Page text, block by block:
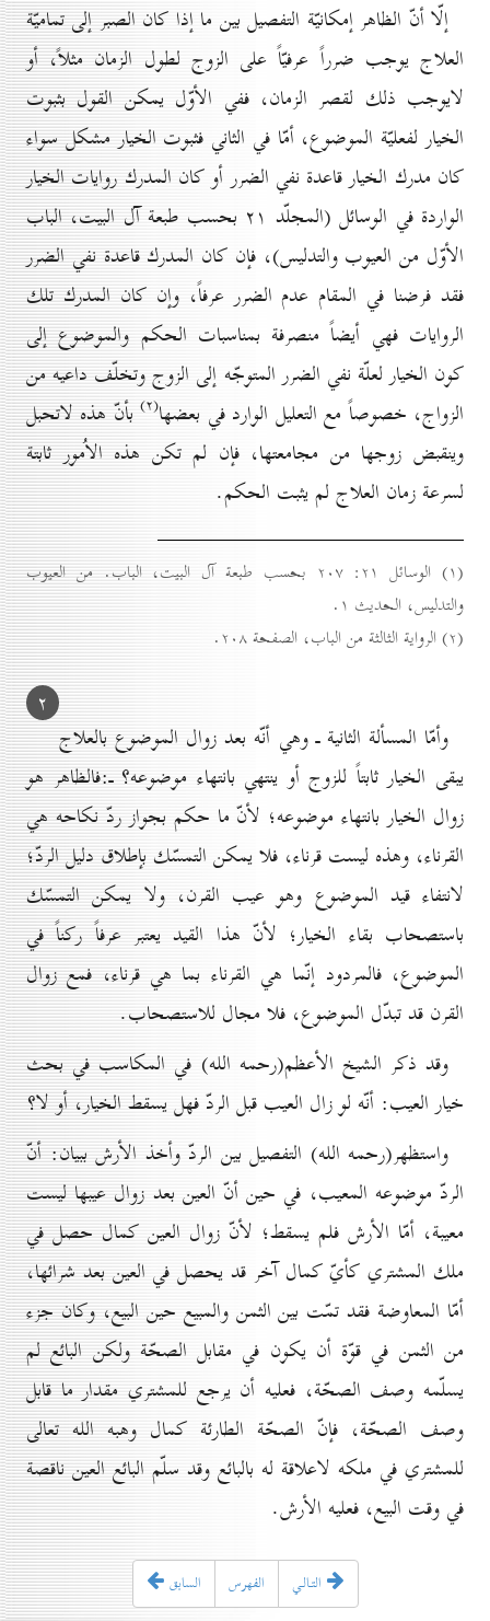
إلّا أنّ الظاهر إمكانيّة التفصيل بين ما إذا كان الصبر إلى تماميّة
العلاج يوجب ضرراً عرفيّاً على الزوج لطول الزمان مثلاً، أو
لايوجب ذلك لقصر الزمان، ففي الأوّل يمكن القول بثبوت
الخيار لفعليّة الموضوع، أمّا في الثاني فثبوت الخيار مشكل سواء
كان مدرك الخيار قاعدة نفي الضرر أو كان المدرك روايات الخيار
الواردة في الوسائل (المجلّد ۲۱ بحسب طبعة آل البيت، الباب
الأوّل من العيوب والتدليس)، فإن كان المدرك قاعدة نفي الضرر
فقد فرضنا في المقام عدم الضرر عرفاً، وإن كان المدرك تلك
الروايات فهي أيضاً منصرفة بمناسبات الحكم والموضوع إلى
كون الخيار لعلّة نفي الضرر المتوجّه إلى الزوج وتخلّف داعيه من
الزواج، خصوصاً مع التعليل الوارد في بعضها(۲) بأنّ هذه لاتحبل
وينقبض زوجها من مجامعتها، فإن لم تكن هذه الاُمور ثابتة
لسرعة زمان العلاج لم يثبت الحكم.
(۱) الوسائل ۲۱: ۲٠۷ بحسب طبعة آل البيت، الباب. من العيوب
والتدليس، الحديث ۱.
(۲) الرواية الثالثة من الباب، الصفحة ۲٠۸.
۲
وأمّا المسألة الثانية ـ وهي أنّه بعد زوال الموضوع بالعلاج
يبقى الخيار ثابتاً للزوج أو ينتهي بانتهاء موضوعه؟ ـ:فالظاهر هو
زوال الخيار بانتهاء موضوعه؛ لأنّ ما حكم بجواز ردّ نكاحه هي
القرناء، وهذه ليست قرناء، فلا يمكن التمسّك بإطلاق دليل الردّ؛
لانتفاء قيد الموضوع وهو عيب القرن، ولا يمكن التمسّك
باستصحاب بقاء الخيار؛ لأنّ هذا القيد يعتبر عرفاً ركناً في
الموضوع، فالمردود إنّما هي القرناء بما هي قرناء، فمع زوال
القرن قد تبدّل الموضوع، فلا مجال للاستصحاب.
وقد ذكر الشيخ الأعظم(رحمه الله) في المكاسب في بحث
خيار العيب: أنّه لو زال العيب قبل الردّ فهل يسقط الخيار، أو لا؟
واستظهر(رحمه الله) التفصيل بين الردّ وأخذ الأرش ببيان: أنّ
الردّ موضوعه المعيب، في حين أنّ العين بعد زوال عيبها ليست
معيبة، أمّا الأرش فلم يسقط؛ لأنّ زوال العين كمال حصل في
ملك المشتري كأيّ كمال آخر قد يحصل في العين بعد شرائها،
أمّا المعاوضة فقد تمّت بين الثمن والمبيع حين البيع، وكان جزء
من الثمن في قوّة أن يكون في مقابل الصحّة ولكن البائع لم
يسلّمه وصف الصحّة، فعليه أن يرجع للمشتري مقدار ما قابل
وصف الصحّة، فإنّ الصحّة الطارئة كمال وهبه الله تعالى
للمشتري في ملكه لاعلاقة له بالبائع وقد سلّم البائع العين ناقصة
في وقت البيع، فعليه الأرش.
السابق الفهرس التـالـي